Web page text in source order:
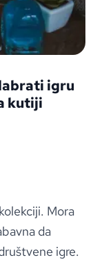
igru
kutiji
Mora
da
igre.